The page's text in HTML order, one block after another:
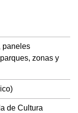
paneles
zonas y
de Cultura